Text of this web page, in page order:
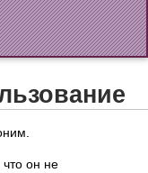
он не